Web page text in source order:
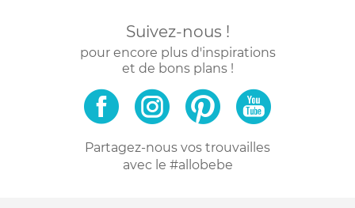
Suivez-nous !
pour encore plus d'inspirations
et de bons plans !
Partagez-nous vos trouvailles
avec le #allobebe